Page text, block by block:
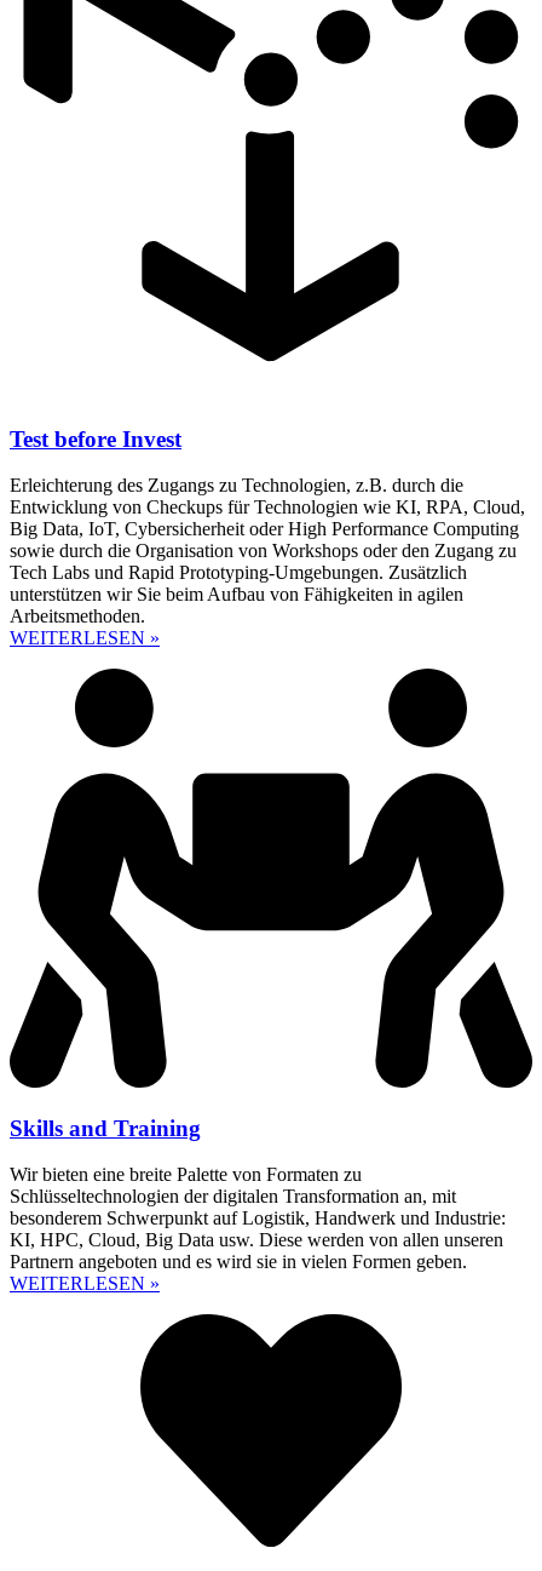
Test before Invest
Erleichterung des Zugangs zu Technologien, z.B. durch die
Entwicklung von Checkups für Technologien wie KI, RPA, Cloud,
Big Data, IoT, Cybersicherheit oder High Performance Computing
sowie durch die Organisation von Workshops oder den Zugang zu
Tech Labs und Rapid Prototyping-Umgebungen. Zusätzlich
unterstützen wir Sie beim Aufbau von Fähigkeiten in agilen
Arbeitsmethoden.
WEITERLESEN »
Skills and Training
Wir bieten eine breite Palette von Formaten zu
Schlüsseltechnologien der digitalen Transformation an, mit
besonderem Schwerpunkt auf Logistik, Handwerk und Industrie:
KI, HPC, Cloud, Big Data usw. Diese werden von allen unseren
Partnern angeboten und es wird sie in vielen Formen geben.
WEITERLESEN »